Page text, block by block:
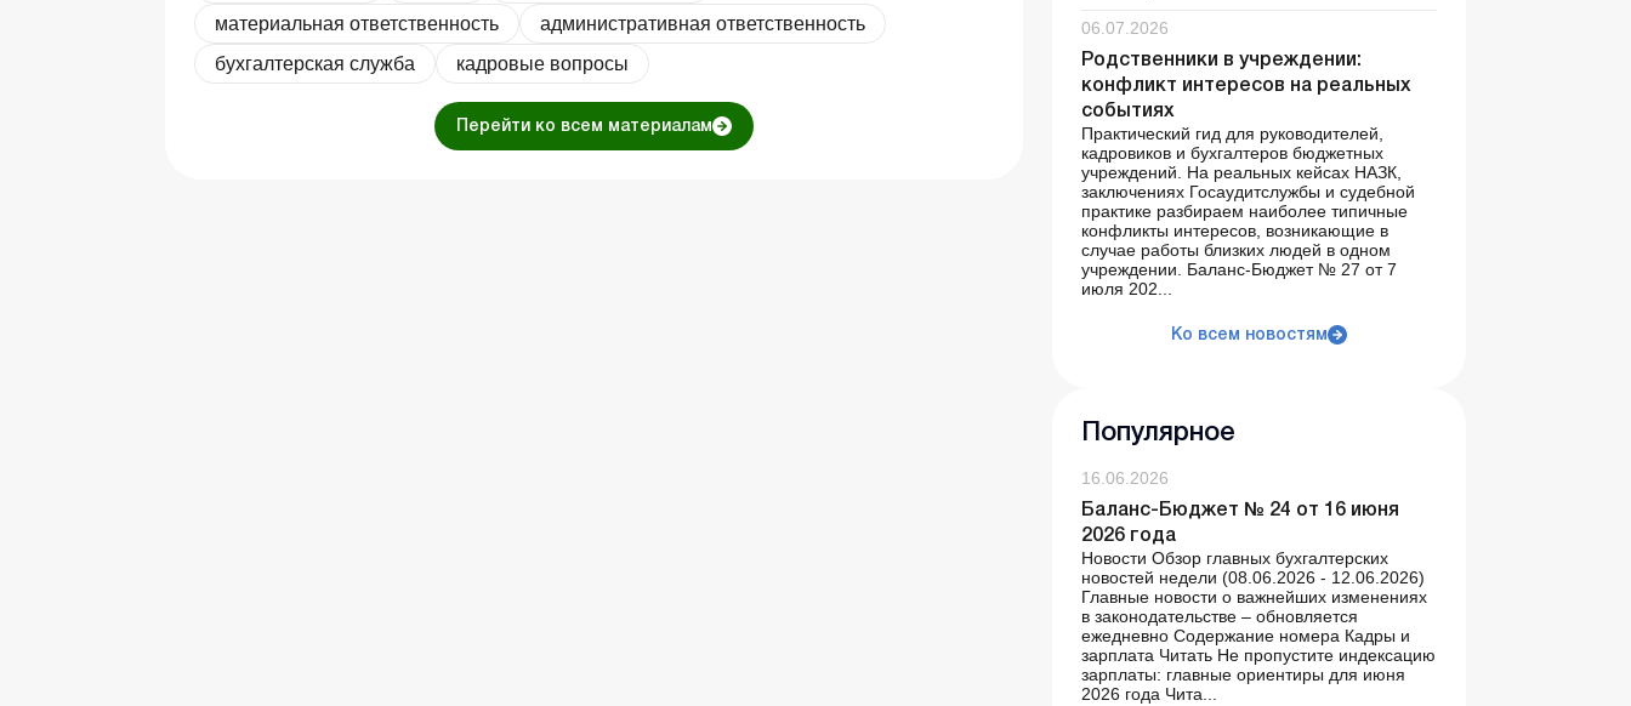
материальная ответственность
административная ответственность
бухгалтерская служба
кадровые вопросы
Перейти ко всем материалам
06.07.2026
Родственники в учреждении:
конфликт интересов на реальных
событиях
Практический гид для руководителей,
кадровиков и бухгалтеров бюджетных
учреждений. На реальных кейсах НАЗК,
заключениях Госаудитслужбы и судебной
практике разбираем наиболее типичные
конфликты интересов, возникающие в
случае работы близких людей в одном
учреждении. Баланс-Бюджет № 27 от 7
июля 202...
Ко всем новостям
Популярное
16.06.2026
Баланс-Бюджет № 24 от 16 июня
2026 года
Новости Обзор главных бухгалтерских
новостей недели (08.06.2026 - 12.06.2026)
Главные новости о важнейших изменениях
в законодательстве – обновляется
ежедневно Содержание номера Кадры и
зарплата Читать Не пропустите индексацию
зарплаты: главные ориентиры для июня
2026 года Чита...